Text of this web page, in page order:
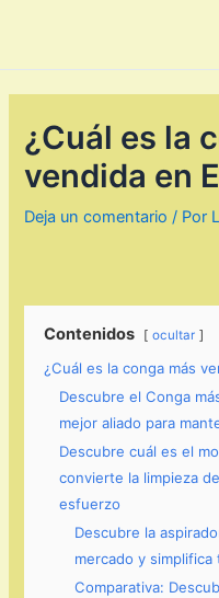
¿Cuál es la
vendida en
Deja un comentario / Por
Contenidos ocultar
¿Cuál es la conga más
Descubre el Conga
mejor aliado para
Descubre cuál es el
convierte la limpieza
esfuerzo
Descubre la
mercado y simplifica
Comparativa: